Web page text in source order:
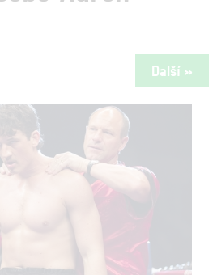
Další »